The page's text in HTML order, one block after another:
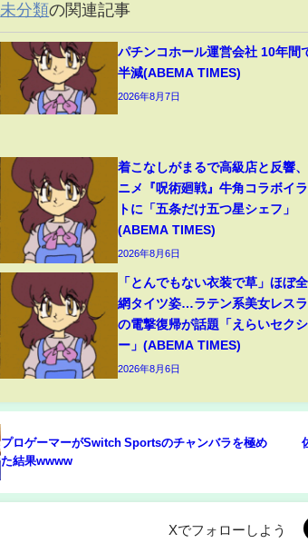
未分類の関連記事
パチンコホール運営会社 10年間
半減(ABEMA TIMES)
2026年8月7日
着こなしがまるで高級店と反響
ニメ『呪術廻戦』牛角コラボイ
トに「五条だけ五つ星シェフ」
(ABEMA TIMES)
2026年8月6日
「とんでもない衣装で草」ほぼ
網タイツ姿…ラテン系美女レス
の電撃復帰が話題「えらいセクシ
ー」(ABEMA TIMES)
2026年8月6日
プロゲーマーがSwitch Sportsのチャンバラを極め
た結果wwww
Xでフォローしよう